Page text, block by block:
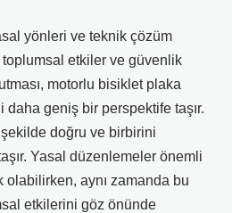
yönleri ve teknik çözüm
toplumsal etkiler ve güvenlik
motorlu bisiklet plaka
geniş bir perspektife taşır.
doğru ve birbirini
Yasal düzenlemeler önemli
aynı zamanda bu
etkilerini göz önünde